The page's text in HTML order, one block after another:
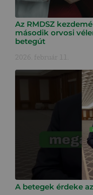
Az RMDSZ
második orvosi
betegút
2026. február 11.
A betegek érdeke